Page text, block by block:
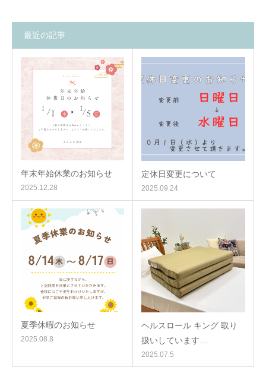
最近の記事
年末年始休業のお知らせ
2025.12.28
定休日変更について
2025.09.24
夏季休暇のお知らせ
2025.08.8
ヘルスロール キング 取り
扱いしています…
2025.07.5